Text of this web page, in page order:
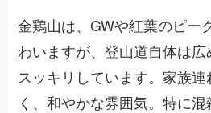
金鶏山は、GWや紅葉のピー
わいますが、登山道自体は
スッキリしています。家族
く、和やかな雰囲気。特に